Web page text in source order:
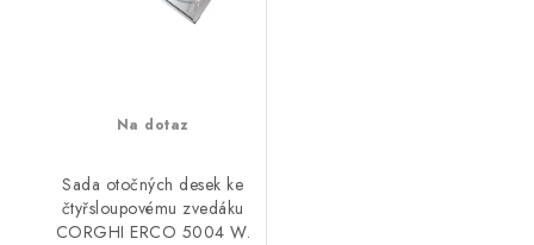
Na dotaz
Sada otočných desek ke
čtyřsloupovému zvedáku
CORGHI ERCO 5004 W.